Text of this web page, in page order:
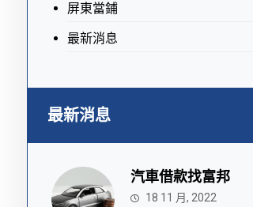
屏東當鋪
最新消息
最新消息
汽車借款找富邦
18 11 月, 2022